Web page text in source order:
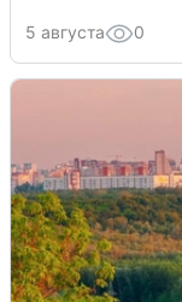
5 августа 0